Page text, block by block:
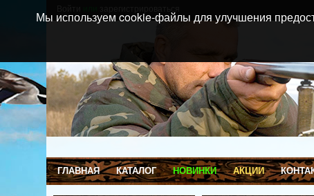
ГЛАВНАЯ КАТАЛОГ НОВИНКИ АКЦИИ
Мы используем cookie-файлы для улучшения